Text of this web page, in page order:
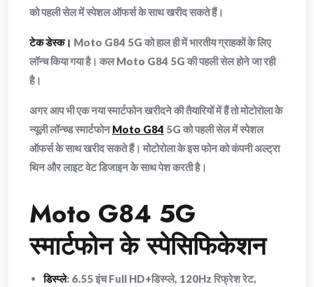
को पहली सेल में स्पेशल ऑफर्स के साथ खरीद सकते हैं।
टेक डेस्क। Moto G84 5G को हाल ही में भारतीय ग्राहकों के लिए
लॉन्च किया गया है। कल Moto G84 5G की पहली सेल होने जा रही
है।
अगर आप भी एक नया स्मार्टफोन खरीदने की तैयारियों में हैं तो मोटोरोला के
न्यूली लॉन्च्ड स्मार्टफोनMoto G84 5G को पहली सेल में स्पेशल
ऑफर्स के साथ खरीद सकते हैं। मोटोरोला के इस फोन को कंपनी अल्ट्रा
थिन और लाइट वेट डिजाइन के साथ पेश करती है।
Moto G84 5G
स्मार्टफोन के स्पेसिफिकेशन
डिस्प्ले: 6.55 इंच Full HD+डिस्प्ले, 120Hz रिफ्रेश रेट,